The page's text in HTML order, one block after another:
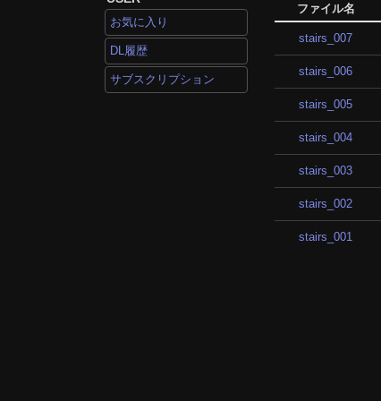
お気に入り
DL履歴
サブスクリプション
ファイル名
stairs_007
stairs_006
stairs_005
stairs_004
stairs_003
stairs_002
stairs_001